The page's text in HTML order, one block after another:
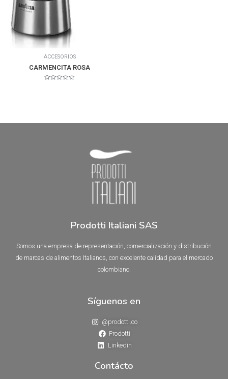
ACCESORIOS
CARMENCITA ROSA
Prodotti Italiani SAS
Somos una empresa de representación, comercialización y distribución
de marcas de alimentos Italianos, con excelente calidad para el mercado
colombiano.
Síguenos en
@prodotti.co
Prodotti
Linkedin
Contácto